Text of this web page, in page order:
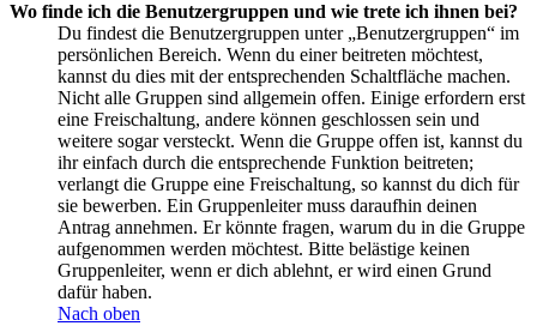
Wo finde ich die Benutzergruppen und wie trete ich ihnen bei?
Du findest die Benutzergruppen unter „Benutzergruppen“ im
persönlichen Bereich. Wenn du einer beitreten möchtest,
kannst du dies mit der entsprechenden Schaltfläche machen.
Nicht alle Gruppen sind allgemein offen. Einige erfordern erst
eine Freischaltung, andere können geschlossen sein und
weitere sogar versteckt. Wenn die Gruppe offen ist, kannst du
ihr einfach durch die entsprechende Funktion beitreten;
verlangt die Gruppe eine Freischaltung, so kannst du dich für
sie bewerben. Ein Gruppenleiter muss daraufhin deinen
Antrag annehmen. Er könnte fragen, warum du in die Gruppe
aufgenommen werden möchtest. Bitte belästige keinen
Gruppenleiter, wenn er dich ablehnt, er wird einen Grund
dafür haben.
Nach oben